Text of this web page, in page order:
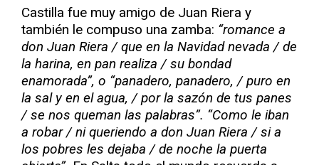
Castilla fue muy amigo de Juan Riera y
también le compuso una zamba: “romance a
don Juan Riera / que en la Navidad nevada / de
la harina, en pan realiza / su bondad
enamorada”, o “panadero, panadero, / puro en
la sal y en el agua, / por la sazón de tus panes
/ se nos queman las palabras”. “Como le iban
a robar / ni queriendo a don Juan Riera / si a
los pobres les dejaba / de noche la puerta